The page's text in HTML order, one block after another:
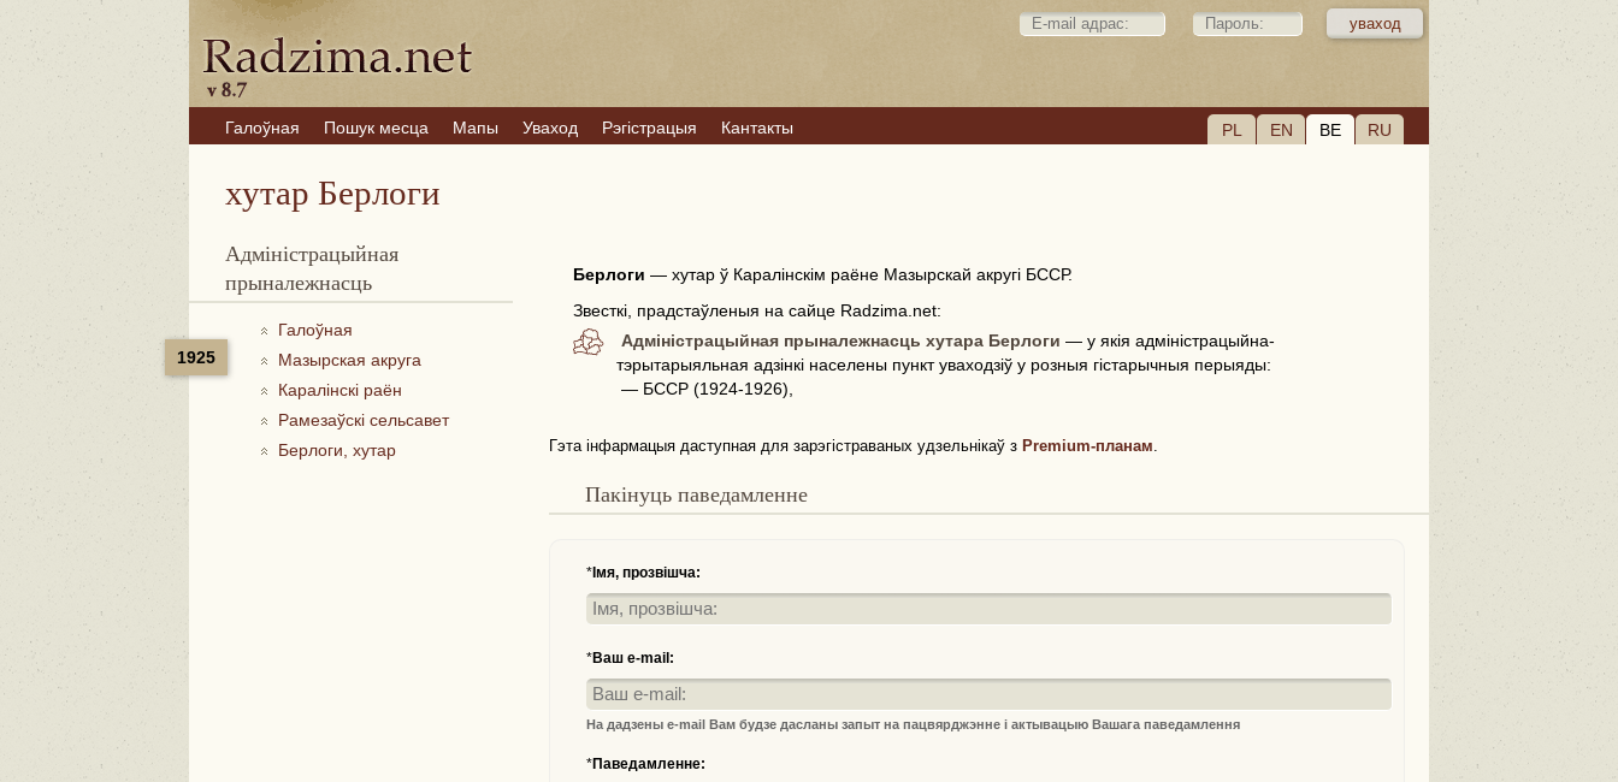
PL EN BE RU
Галоўная Пошук месца Мапы Уваход Рэгістрацыя Кантакты
хутар Берлоги
Адміністрацыйная
прыналежнасць
1925
Галоўная
Мазырская акруга
Каралінскі раён
Рамезаўскі сельсавет
Берлоги, хутар
Берлоги — хутар ў Каралінскім раёне Мазырскай акругі БССР.
Звесткі, прадстаўленыя на сайце Radzima.net:
Адміністрацыйная прыналежнасць хутара Берлоги — у якія адміністрацыйна-
тэрытарыяльная адзінкі населены пункт уваходзіў у розныя гістарычныя перыяды:
— БССР (1924-1926),
Гэта інфармацыя даступная для зарэгістраваных удзельнікаў з Premium-планам.
Пакінуць паведамленне
*Імя, прозвішча:
*Ваш e-mail:
На дадзены e-mail Вам будзе дасланы запыт на пацвярджэнне і актывацыю Вашага паведамлення
*Паведамленне: